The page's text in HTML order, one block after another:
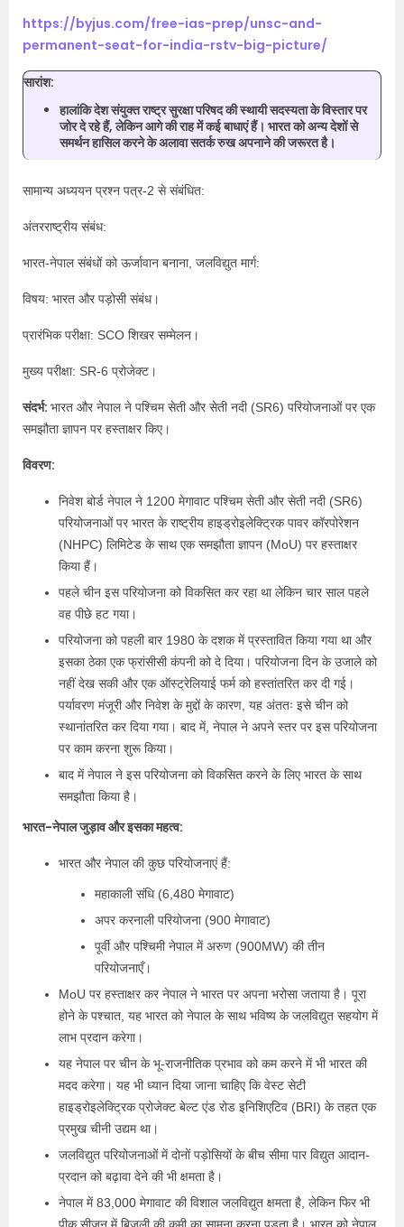
https://byjus.com/free-ias-prep/unsc-and-
permanent-seat-for-india-rstv-big-picture/
सारांश:
हालांकि देश संयुक्त राष्ट्र सुरक्षा परिषद की स्थायी सदस्यता के विस्तार पर
जोर दे रहे हैं, लेकिन आगे की राह में कई बाधाएं हैं। भारत को अन्य देशों से
समर्थन हासिल करने के अलावा सतर्क रुख अपनाने की जरूरत है।
सामान्य अध्ययन प्रश्न पत्र-2 से संबंधित:
अंतरराष्ट्रीय संबंध:
भारत-नेपाल संबंधों को ऊर्जावान बनाना, जलविद्युत मार्ग:
विषय: भारत और पड़ोसी संबंध।
प्रारंभिक परीक्षा: SCO शिखर सम्मेलन।
मुख्य परीक्षा: SR-6 प्रोजेक्ट।
संदर्भ: भारत और नेपाल ने पश्चिम सेती और सेती नदी (SR6) परियोजनाओं पर एक
समझौता ज्ञापन पर हस्ताक्षर किए।
विवरण:
निवेश बोर्ड नेपाल ने 1200 मेगावाट पश्चिम सेती और सेती नदी (SR6)
परियोजनाओं पर भारत के राष्ट्रीय हाइड्रोइलेक्ट्रिक पावर कॉरपोरेशन
(NHPC) लिमिटेड के साथ एक समझौता ज्ञापन (MoU) पर हस्ताक्षर
किया हैं।
पहले चीन इस परियोजना को विकसित कर रहा था लेकिन चार साल पहले
वह पीछे हट गया।
परियोजना को पहली बार 1980 के दशक में प्रस्तावित किया गया था और
इसका ठेका एक फ्रांसीसी कंपनी को दे दिया। परियोजना दिन के उजाले को
नहीं देख सकी और एक ऑस्ट्रेलियाई फर्म को हस्तांतरित कर दी गई।
पर्यावरण मंजूरी और निवेश के मुद्दों के कारण, यह अंततः इसे चीन को
स्थानांतरित कर दिया गया। बाद में, नेपाल ने अपने स्तर पर इस परियोजना
पर काम करना शुरू किया।
बाद में नेपाल ने इस परियोजना को विकसित करने के लिए भारत के साथ
समझौता किया है।
भारत-नेपाल जुड़ाव और इसका महत्व:
भारत और नेपाल की कुछ परियोजनाएं हैं:
महाकाली संधि (6,480 मेगावाट)
अपर करनाली परियोजना (900 मेगावाट)
पूर्वी और पश्चिमी नेपाल में अरुण (900MW) की तीन
परियोजनाएँ।
MoU पर हस्ताक्षर कर नेपाल ने भारत पर अपना भरोसा जताया है। पूरा
होने के पश्चात, यह भारत को नेपाल के साथ भविष्य के जलविद्युत सहयोग में
लाभ प्रदान करेगा।
यह नेपाल पर चीन के भू-राजनीतिक प्रभाव को कम करने में भी भारत की
मदद करेगा। यह भी ध्यान दिया जाना चाहिए कि वेस्ट सेटी
हाइड्रोइलेक्ट्रिक प्रोजेक्ट बेल्ट एंड रोड इनिशिएटिव (BRI) के तहत एक
प्रमुख चीनी उद्यम था।
जलविद्युत परियोजनाओं में दोनों पड़ोसियों के बीच सीमा पार विद्युत आदान-
प्रदान को बढ़ावा देने की भी क्षमता है।
नेपाल में 83,000 मेगावाट की विशाल जलविद्युत क्षमता है, लेकिन फिर भी